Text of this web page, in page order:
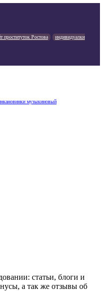
проституток Ростова
индивидуалки
новинки музыкиновый
статьи, блоги и
а так же отзывы об